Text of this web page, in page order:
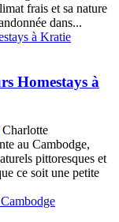
frais et sa nature
dans...
Homestays à
Charlotte
au Cambodge,
pittoresques et
ce soit une petite